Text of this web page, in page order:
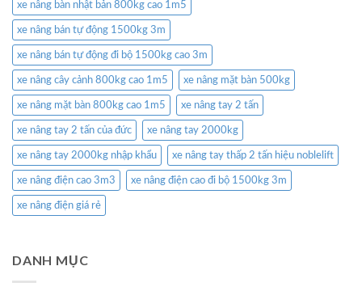
xe nâng bàn nhật bản 800kg cao 1m5
xe nâng bán tự động 1500kg 3m
xe nâng bán tự động đi bộ 1500kg cao 3m
xe nâng cây cảnh 800kg cao 1m5 xe nâng mặt bàn 500kg
xe nâng mặt bàn 800kg cao 1m5 xe nâng tay 2 tấn
xe nâng tay 2 tấn của đức xe nâng tay 2000kg
xe nâng tay 2000kg nhập khẩu xe nâng tay thấp 2 tấn hiệu noblelift
xe nâng điện cao 3m3 xe nâng điện cao đi bộ 1500kg 3m
xe nâng điện giá rẻ
DANH MỤC